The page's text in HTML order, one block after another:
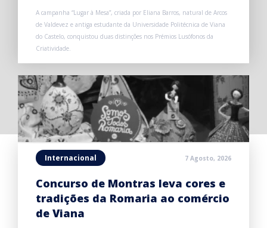
A campanha “Lugar à Mesa”, criada por Eliana Barros, natural de Arcos
de Valdevez e antiga estudante da Universidade Politécnica de Viana
do Castelo, conquistou duas distinções nos Prémios Lusófonos da
Criatividade.
Internacional 7 Agosto, 2026
Concurso de Montras leva cores e
tradições da Romaria ao comércio
de Viana